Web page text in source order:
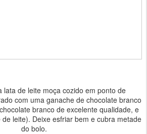
lata de leite moça cozido em ponto de
com uma ganache de chocolate branco
branco de excelente qualidade, e
leite). Deixe esfriar bem e cubra metade
do bolo.